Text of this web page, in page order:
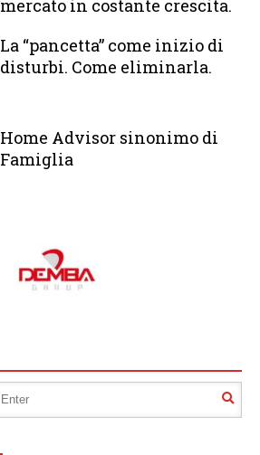
mercato in costante crescita.
La “pancetta” come inizio di
disturbi. Come eliminarla.
Home Advisor sinonimo di
Famiglia